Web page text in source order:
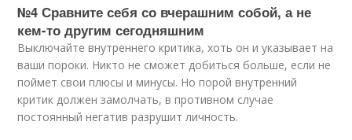
№4 Сравните себя со вчерашним собой, а не
кем-то другим сегодняшним
Выключайте внутреннего критика, хоть он и указывает на
ваши пороки. Никто не сможет добиться больше, если не
поймет свои плюсы и минусы. Но порой внутренний
критик должен замолчать, в противном случае
постоянный негатив разрушит личность.